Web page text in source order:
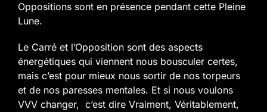
Oppositions sont en présence pendant cette Pleine
Lune.
Le Carré et l’Opposition sont des aspects
énergétiques qui viennent nous bousculer certes,
mais c’est pour mieux nous sortir de nos torpeurs
et de nos paresses mentales. Et si nous voulons
VVV changer, c’est dire Vraiment, Véritablement,